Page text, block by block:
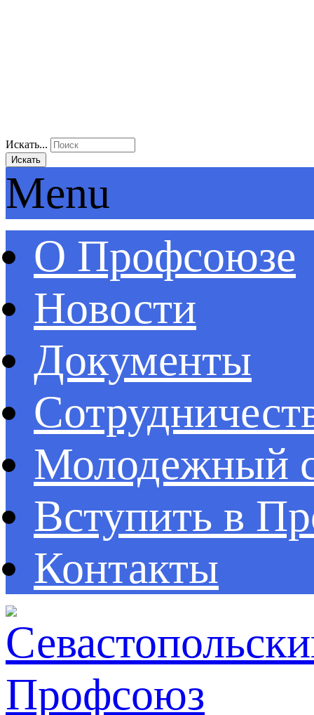
Искать...
Искать
Menu
О Профсоюзе
Новости
Документы
Молодежный
Вступить в
Контакты